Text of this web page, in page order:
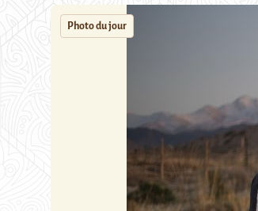
Photo du jour